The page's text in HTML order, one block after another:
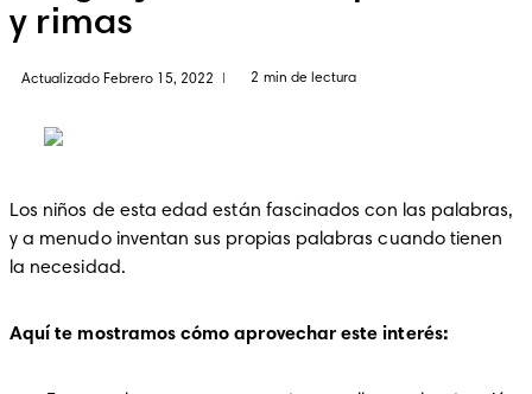
y rimas
Actualizado Febrero 15, 2022 2 min de lectura
Los niños de esta edad están fascinados con las palabras,
y a menudo inventan sus propias palabras cuando tienen
la necesidad.
Aquí te mostramos cómo aprovechar este interés: